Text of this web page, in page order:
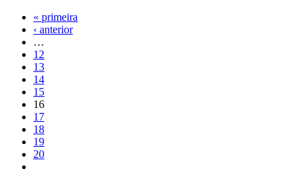
« primeira
‹ anterior
…
12
13
14
15
16
17
18
19
20